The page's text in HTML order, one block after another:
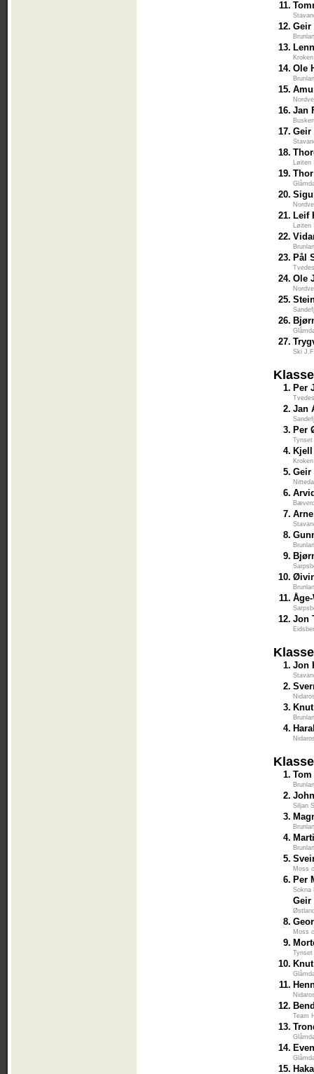
11.
12. Geir
13.
14. Ole
15.
16. Jan
17. Geir
18.
Løiten
19.
20.
21. Leif
Løiten
22.
23. Pål
24. Ole
25.
26.
27.
Ski
1. Per
2. Jan
3. Per
4.
5. Geir
6.
7.
8.
9.
10.
11.
12. Jon
1. Jon
2.
3.
4.
1.
2.
Siljan
3.
4.
5.
Moss
6. Per
Sokna
8.
Moss
9.
10.
11.
12.
Team
13.
14.
15.